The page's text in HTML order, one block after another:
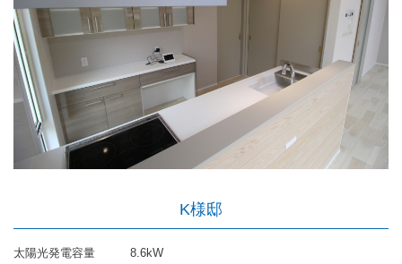
K様邸
太陽光発電容量 8.6kW